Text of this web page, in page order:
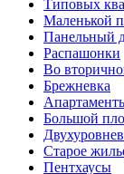
Типовых
Маленькой
Панельный
Распашонки
Во
Брежневка
Большой
Старое
Пентхаусы